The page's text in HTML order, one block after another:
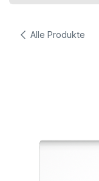
Alle Produkte